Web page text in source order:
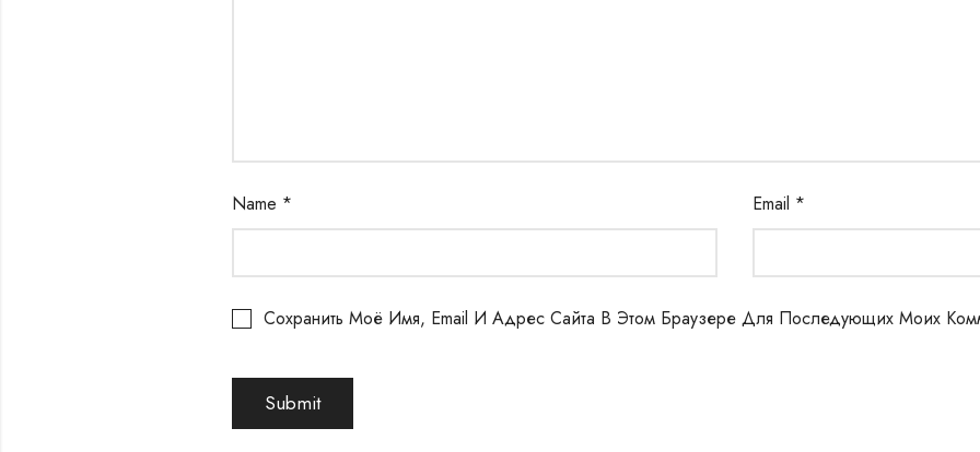
Name * Email *
Сохранить Моё Имя, Email И Адрес Сайта В Этом Браузере Для Последующих Моих